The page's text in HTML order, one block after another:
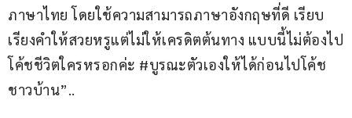
ภาษาไทย โดยใช้ความสามารถภาษาอังกฤษที่ดี เรียบ
เรียงคำให้สวยหรูแต่ไม่ให้เครดิตต้นทาง แบบนี้ไม่ต้องไป
โค้ชชีวิตใครหรอกค่ะ #บูรณะตัวเองให้ได้ก่อนไปโค้ช
ชาวบ้าน”..